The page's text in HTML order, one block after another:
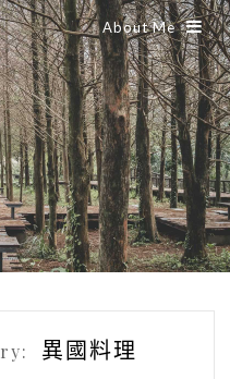
About Me
異國料理